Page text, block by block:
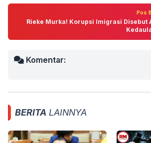
Pos
Rieke Murka! Korupsi Imigrasi Disebut
Komentar:
BERITA LAINNYA